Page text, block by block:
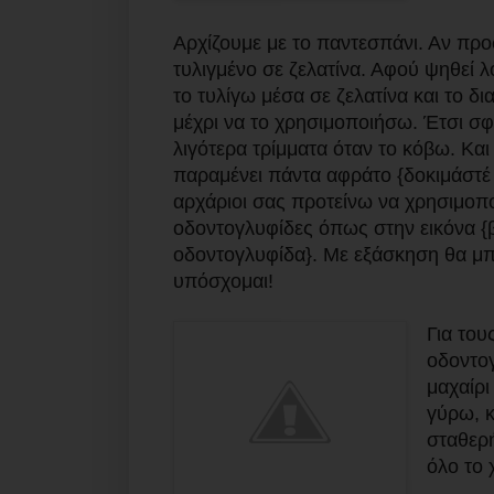
Αρχίζουμε με το παντεσπάνι. Αν
τυλιγμένο σε ζελατίνα. Αφού ψηθεί
το τυλίγω μέσα σε ζελατίνα και το
μέχρι να το χρησιμοποιήσω. Έτσι
λιγότερα τρίμματα όταν το κόβω. Και
παραμένει πάντα αφράτο {δοκιμάστέ
αρχάριοι σας προτείνω να
οδοντογλυφίδες όπως στην εικόνα
οδοντογλυφίδα}. Με εξάσκηση θα
υπόσχομαι!
Για
γύρω,
όλο το